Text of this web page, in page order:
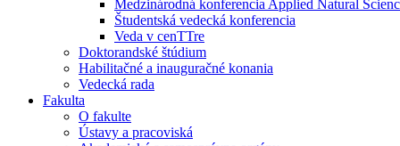
Medzinárodná konferencia Applied Natural
Študentská vedecká konferencia
Veda v cenTTre
Doktorandské štúdium
Habilitačné a inauguračné konania
Vedecká rada
Fakulta
O fakulte
Ústavy a pracoviská